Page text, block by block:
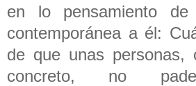
en lo pensamiento de
contemporánea a él:
de que unas personas,
concreto, no